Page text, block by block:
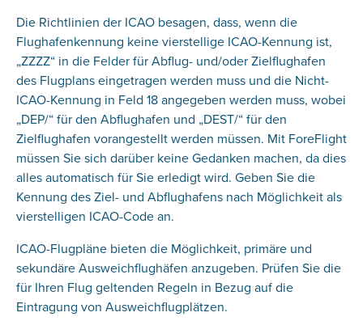
Die Richtlinien der ICAO besagen, dass, wenn die
Flughafenkennung keine vierstellige ICAO-Kennung ist,
„ZZZZ“ in die Felder für Abflug- und/oder Zielflughafen
des Flugplans eingetragen werden muss und die Nicht-
ICAO-Kennung in Feld 18 angegeben werden muss, wobei
„DEP/“ für den Abflughafen und „DEST/“ für den
Zielflughafen vorangestellt werden müssen. Mit ForeFlight
müssen Sie sich darüber keine Gedanken machen, da dies
alles automatisch für Sie erledigt wird. Geben Sie die
Kennung des Ziel- und Abflughafens nach Möglichkeit als
vierstelligen ICAO-Code an.
ICAO-Flugpläne bieten die Möglichkeit, primäre und
sekundäre Ausweichflughäfen anzugeben. Prüfen Sie die
für Ihren Flug geltenden Regeln in Bezug auf die
Eintragung von Ausweichflugplätzen.